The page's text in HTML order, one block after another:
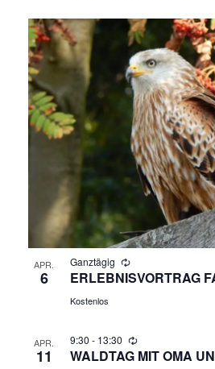
APR.
6
Ganztägig
ERLEBNISVORTRAG
Kostenlos
APR.
11
9:30 - 13:30
WALDTAG MIT OMA